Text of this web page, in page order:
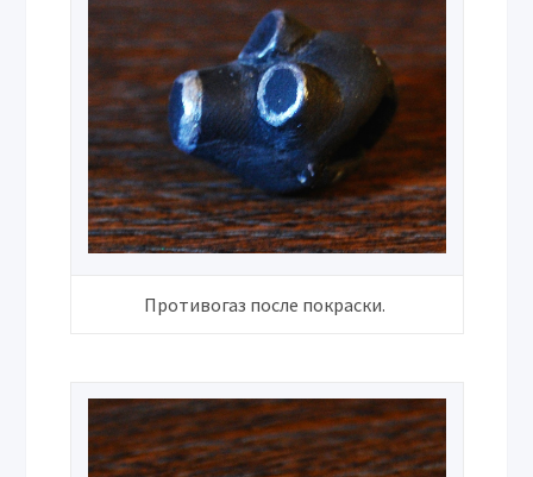
Противогаз после покраски.